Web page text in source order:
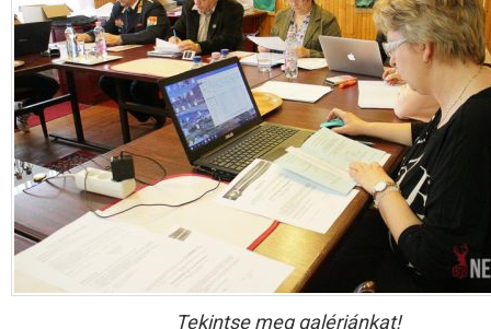
Tekintse meg galériánkat!